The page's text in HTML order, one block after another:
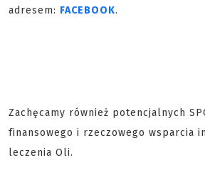
adresem: FACEBOOK.
Zachęcamy również potencjalnych
finansowego i rzeczowego wsparcia
leczenia Oli.